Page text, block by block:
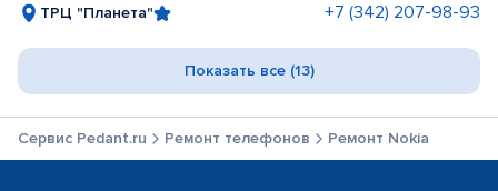
ТРЦ "Планета" +7 (342) 207-98-93
Показать все (13)
Сервис Pedant.ru Ремонт телефонов Ремонт Nokia